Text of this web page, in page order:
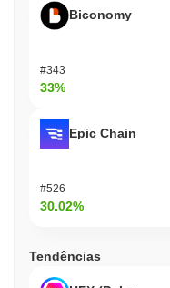
Biconomy
#343
33%
Epic Chain
#526
30.02%
Tendências